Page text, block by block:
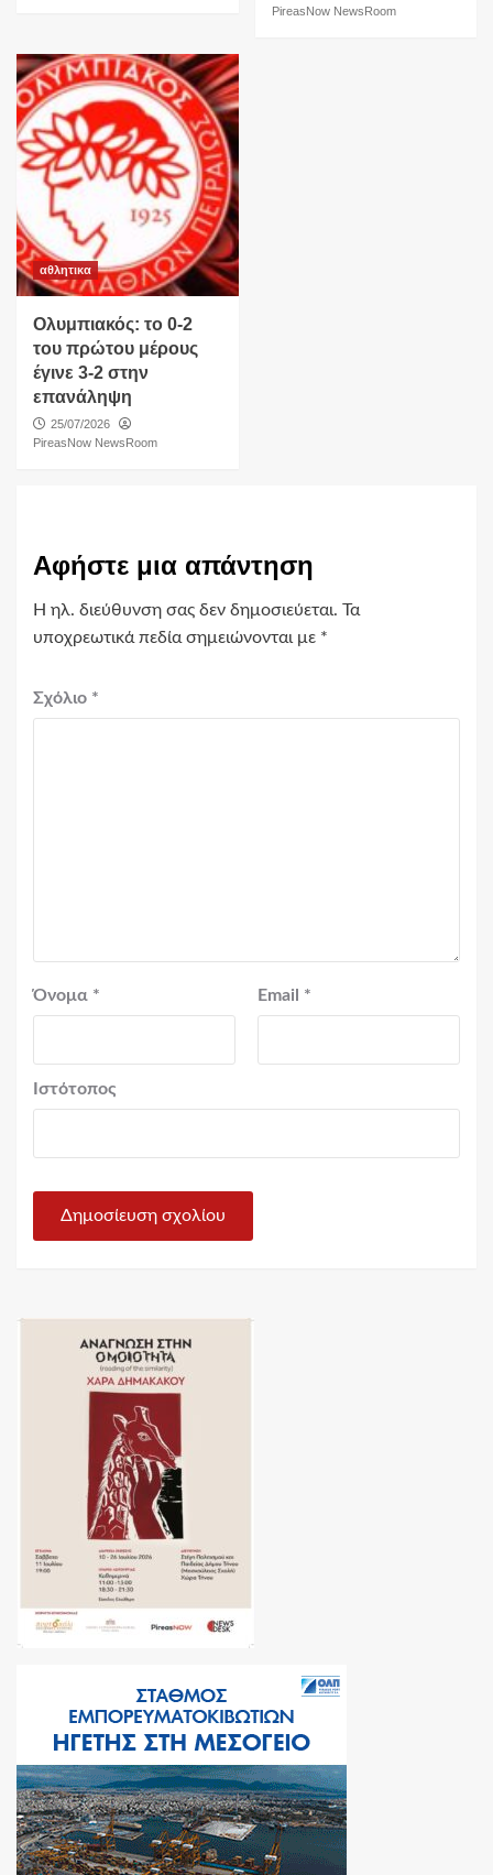
PireasNow NewsRoom
αθλητικα
Ολυμπιακός: το 0-2
του πρώτου μέρους
έγινε 3-2 στην
επανάληψη
25/07/2026
PireasNow NewsRoom
Αφήστε μια απάντηση
Η ηλ. διεύθυνση σας δεν δημοσιεύεται. Τα
υποχρεωτικά πεδία σημειώνονται με *
Σχόλιο *
Όνομα * Email *
Ιστότοπος